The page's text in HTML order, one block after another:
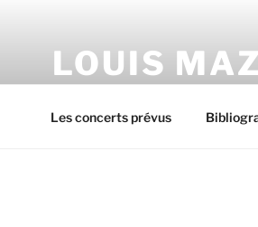
LOUIS
Les concerts prévus